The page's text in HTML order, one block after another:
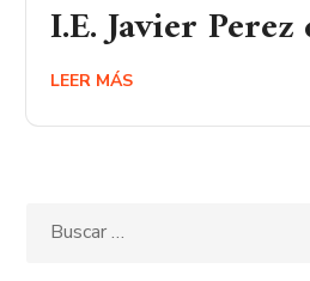
I.E. Javier
LEER MÁS